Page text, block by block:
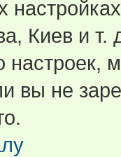
Киев и т.
вы не